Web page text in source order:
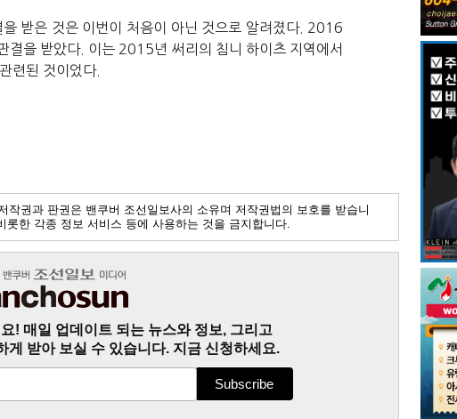
받은 것은 이번이 처음이 아닌 것으로 알려졌다. 2016
결을 받았다. 이는 2015년 써리의 침니 하이츠 지역에서
련된 것이었다.
권과 판권은 밴쿠버 조선일보사의 소유며 저작권법의 보호를 받습니
한 각종 정보 서비스 등에 사용하는 것을 금지합니다.
! 매일 업데이트 되는 뉴스와 정보, 그리고
게 받아 보실 수 있습니다. 지금 신청하세요.